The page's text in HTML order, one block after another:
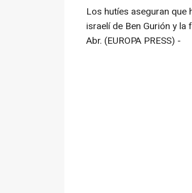
Los hutíes aseguran
israelí de Ben Gurión y
Abr. (EUROPA PRESS) -